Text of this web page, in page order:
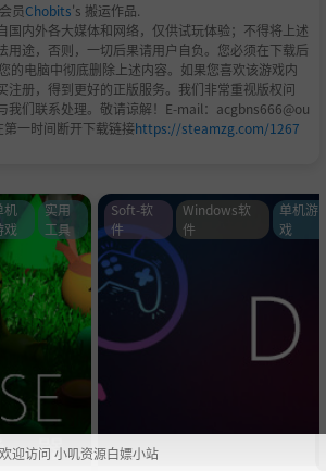
会员Chobits's 搬运作品.
国内外各大媒体和网络，仅供试玩体验；不得将上述
用途，否则，一切后果请用户自负。您必须在下载后
的电脑中彻底删除上述内容。如果您喜欢该游戏内
注册，得到更好的正版服务。我们非常重视版权问
我们联系处理。敬请谅解！E-mail：acgbns666@ou
一时间断开下载链接https://steamzg.com/1267
机
戏
实用
工具
Soft-软
件
Windows软
件
单机游
戏
欢迎访问 小叽资源白嫖小站